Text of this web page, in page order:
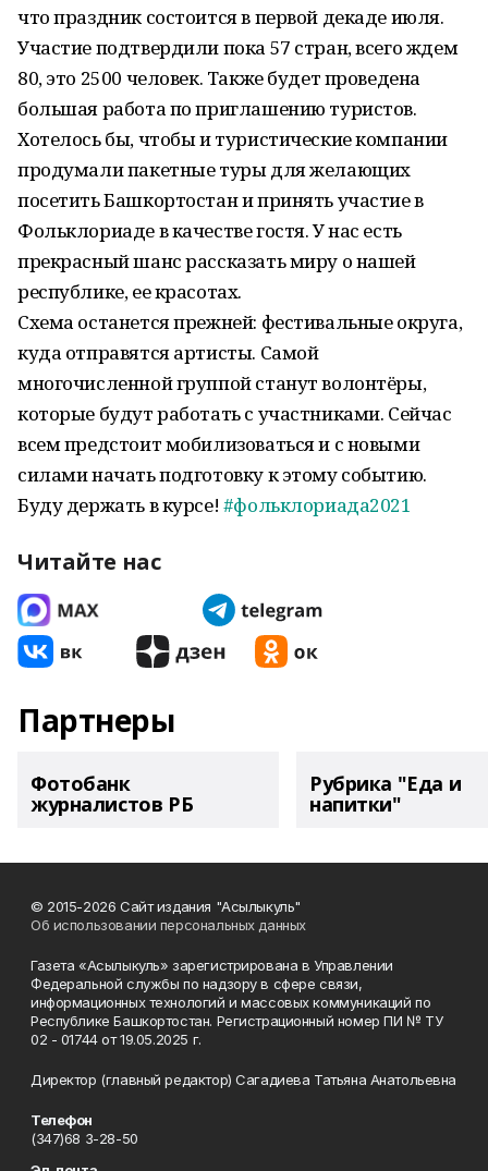
что праздник состоится в первой декаде июля.
Участие подтвердили пока 57 стран, всего ждем
80, это 2500 человек. Также будет проведена
большая работа по приглашению туристов.
Хотелось бы, чтобы и туристические компании
продумали пакетные туры для желающих
посетить Башкортостан и принять участие в
Фольклориаде в качестве гостя. У нас есть
прекрасный шанс рассказать миру о нашей
республике, ее красотах.
Схема останется прежней: фестивальные округа,
куда отправятся артисты. Самой
многочисленной группой станут волонтёры,
которые будут работать с участниками. Сейчас
всем предстоит мобилизоваться и с новыми
силами начать подготовку к этому событию.
Буду держать в курсе! #фольклориада2021
Читайте нас
Партнеры
Фотобанк
журналистов РБ
Рубрика "Еда и
напитки"
© 2015-2026 Сайт издания "Асылыкуль"
Об использовании персональных данных
Газета «Асылыкуль» зарегистрирована в Управлении
Федеральной службы по надзору в сфере связи,
информационных технологий и массовых коммуникаций по
Республике Башкортостан. Регистрационный номер ПИ № ТУ
02 - 01744 от 19.05.2025 г.
Директор (главный редактор) Сагадиева Татьяна Анатольевна
Телефон
(347)68 3-28-50